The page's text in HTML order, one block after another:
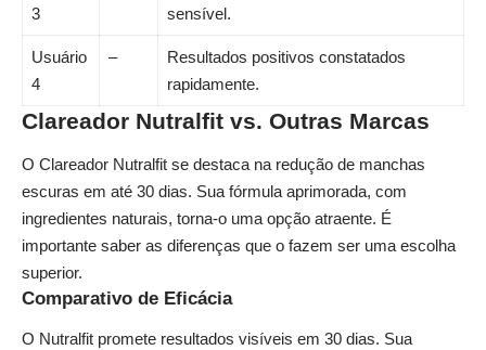
3 sensível.
Usuário
4
–
Resultados positivos constatados
rapidamente.
Clareador Nutralfit vs. Outras Marcas
O Clareador Nutralfit se destaca na redução de manchas
escuras em até 30 dias. Sua fórmula aprimorada, com
ingredientes naturais, torna-o uma opção atraente. É
importante saber as diferenças que o fazem ser uma escolha
superior.
Comparativo de Eficácia
O Nutralfit promete resultados visíveis em 30 dias. Sua